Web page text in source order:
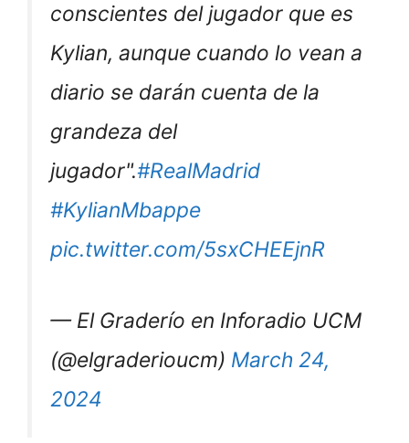
conscientes del jugador que es
Kylian, aunque cuando lo vean a
diario se darán cuenta de la
grandeza del
jugador".#RealMadrid
#KylianMbappe
pic.twitter.com/5sxCHEEjnR
— El Graderío en Inforadio UCM
(@elgraderioucm) March 24,
2024